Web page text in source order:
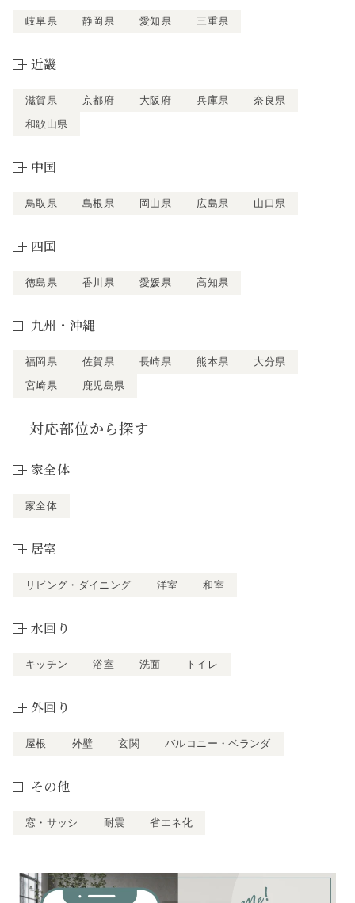
岐阜県 静岡県 愛知県 三重県
近畿
滋賀県 京都府 大阪府 兵庫県
奈良県
和歌山県
中国
鳥取県 島根県 岡山県 広島県 山口県
四国
徳島県 香川県 愛媛県 高知県
九州・沖縄
福岡県 佐賀県 長崎県 熊本県
大分県
宮崎県
鹿児島県
対応部位から探す
家全体
家全体
居室
リビング・ダイニング 洋室 和室
水回り
キッチン 浴室 洗面 トイレ
外回り
屋根 外壁 玄関 バルコニー・ベランダ
その他
窓・サッシ 耐震 省エネ化